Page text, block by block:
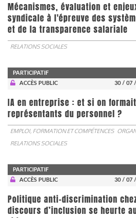
Mécanismes, évaluation et
syndicale à l'épreuve des
et de la transparence salariale
RELATIONS SOCIALES
PARTICIPATIF
ACCÈS PUBLIC
30 / 07
IA en entreprise : et si on
représentants du personnel ?
EMPLOI, FORMATION ET COMPÉTENCES
RELATIONS SOCIALES
PARTICIPATIF
ACCÈS PUBLIC
30 / 07
Politique anti-discrimination chez
discours d’inclusion se heurte